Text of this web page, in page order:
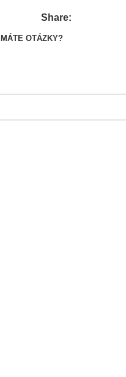
Share:
MÁTE OTÁZKY?